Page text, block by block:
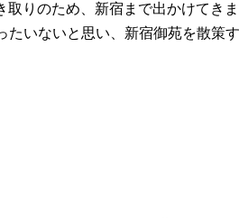
りのため、新宿まで出かけてきま
たいないと思い、新宿御苑を散策す